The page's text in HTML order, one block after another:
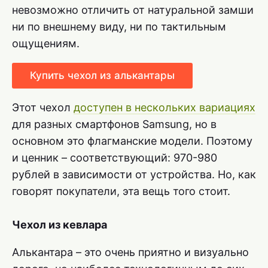
невозможно отличить от натуральной замши
ни по внешнему виду, ни по тактильным
ощущениям.
Купить чехол из алькантары
Этот чехол доступен в нескольких вариациях
для разных смартфонов Samsung, но в
основном это флагманские модели. Поэтому
и ценник – соответствующий: 970-980
рублей в зависимости от устройства. Но, как
говорят покупатели, эта вещь того стоит.
Чехол из кевлара
Алькантара – это очень приятно и визуально